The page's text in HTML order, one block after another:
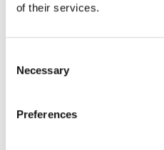
of their services.
Selection
Necessary
Preferences
Produktens utseende kan
på hemsidan.
Mer information om